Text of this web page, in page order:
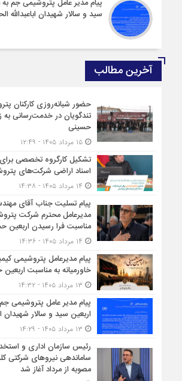
پیام مدیر عامل پتروشیمی جم
سید و سالار شهیدان اباعبدالله
آخرین مطالب
حضور شبانه‌روزی کارکنان
تندگویان در خدمت‌رسانی به
حسینی
۱۵ مرداد ۱۴۰۵ - ۱۲:۴۹
تشکیل کارگروه تخصصی
اسناد اراضی شرکت‌های
پیام تسلیت جناب آقای
مدیرعامل محترم شركت
مناسبت فرا رسیدن اربعین
پیام مدیرعامل پتروشیمی
خاورمیانه به مناسبت
پیام مدیر عامل پتروشیمی
اربعین سید و سالار شهیدان
رئیس سازمان اداری و
ساماندهی نیروهای شرکتی
مصوبه از مرداد آغاز شد